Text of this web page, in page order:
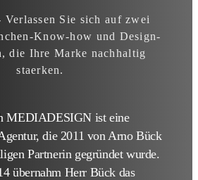
Verlassen Sie sich auf zwei
Know-how und Design-
die Ihre Marke nachhaltig
staerken.
MEDIADESIGN ist eine
die 2011 von Arno Bück
Partnerin gegründet wurde.
übernahm Herr Bück das